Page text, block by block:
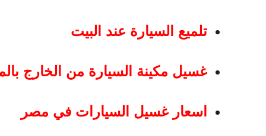
تلميع السيارة عند البيت
غسيل مكينة السيارة من الخارج
اسعار غسيل السيارات في مصر